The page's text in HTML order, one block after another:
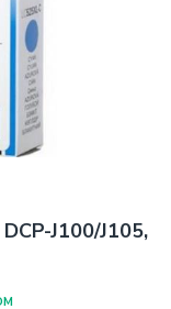
J100/J105,